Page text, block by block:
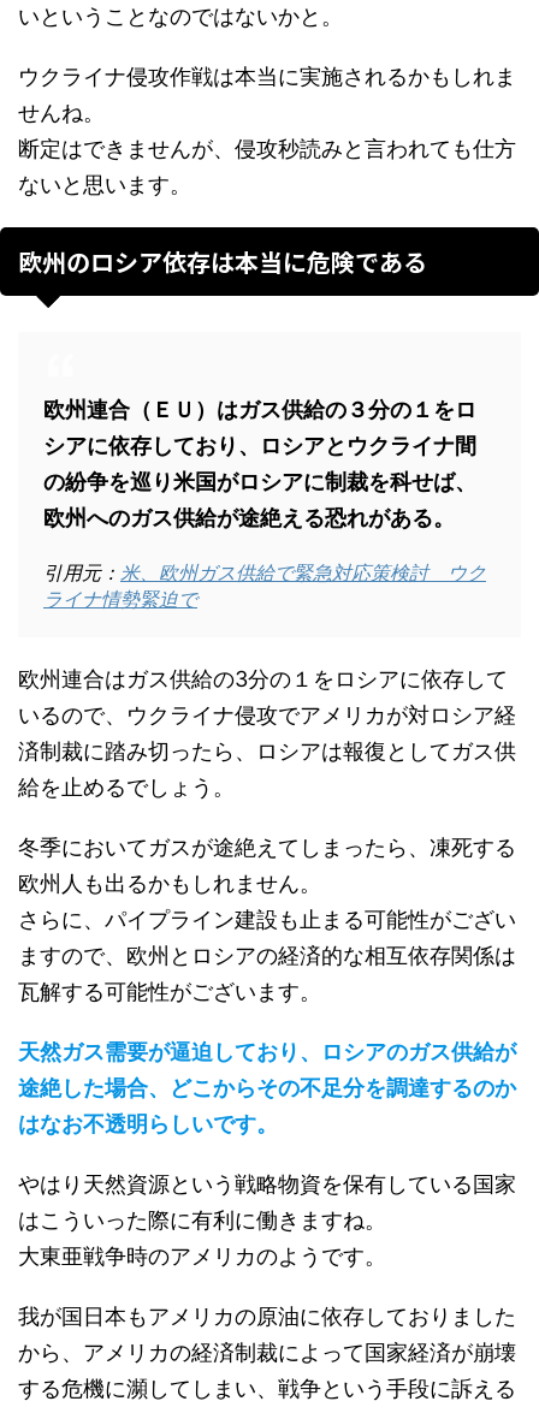
いということなのではないかと。
ウクライナ侵攻作戦は本当に実施されるかもしれま
せんね。
断定はできませんが、侵攻秒読みと言われても仕方
ないと思います。
欧州のロシア依存は本当に危険である
欧州連合（ＥＵ）はガス供給の３分の１をロ
シアに依存しており、ロシアとウクライナ間
の紛争を巡り米国がロシアに制裁を科せば、
欧州へのガス供給が途絶える恐れがある。
引用元： 米、欧州ガス供給で緊急対応策検討 ウク
ライナ情勢緊迫で
欧州連合はガス供給の3分の１をロシアに依存して
いるので、ウクライナ侵攻でアメリカが対ロシア経
済制裁に踏み切ったら、ロシアは報復としてガス供
給を止めるでしょう。
冬季においてガスが途絶えてしまったら、凍死する
欧州人も出るかもしれません。
さらに、パイプライン建設も止まる可能性がござい
ますので、欧州とロシアの経済的な相互依存関係は
瓦解する可能性がございます。
天然ガス需要が逼迫しており、ロシアのガス供給が
途絶した場合、どこからその不足分を調達するのか
はなお不透明らしいです。
やはり天然資源という戦略物資を保有している国家
はこういった際に有利に働きますね。
大東亜戦争時のアメリカのようです。
我が国日本もアメリカの原油に依存しておりました
から、アメリカの経済制裁によって国家経済が崩壊
する危機に瀕してしまい、戦争という手段に訴える